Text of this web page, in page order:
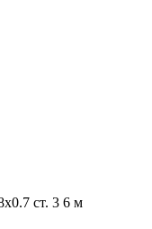
ст. 3 6 м